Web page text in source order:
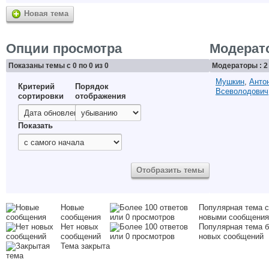
Новая тема
Опции просмотра
Показаны темы с 0 по 0 из 0 Модераторы : 2
Критерий
сортировки
Порядок
отображения
Показать
Мушкин,
Всеволодович
Новые
сообщения
Популярная тема с
новыми
Нет новых
сообщений
Популярная тема
новых сообщений
Тема закрыта